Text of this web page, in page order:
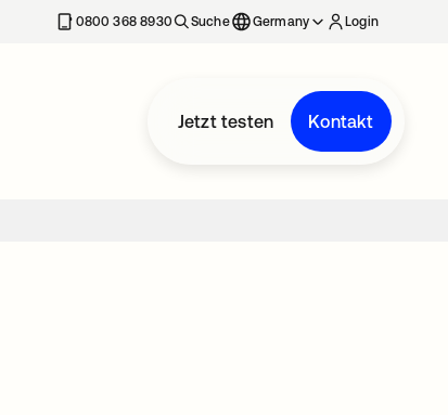
0800 368 8930 Suche Germany Login
Jetzt testen Kontakt